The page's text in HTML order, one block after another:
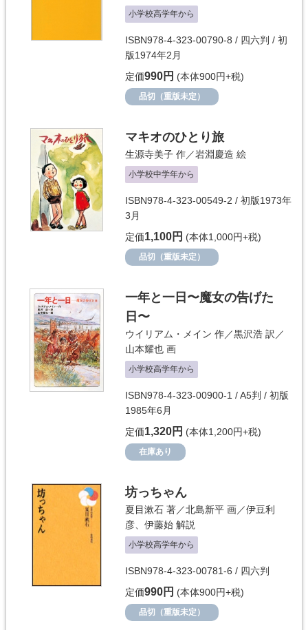
小学校高学年から
ISBN978-4-323-00790-8 / 四六判 / 初
版1974年2月
定価990円 (本体900円+税)
品切（重版未定）
マキオのひとり旅
生源寺美子 作／岩淵慶造 絵
小学校中学年から
ISBN978-4-323-00549-2 / 初版1973年
3月
定価1,100円 (本体1,000円+税)
品切（重版未定）
一年と一日〜魔女の告げた
日〜
ウイリアム・メイン 作／黒沢浩 訳／
山本耀也 画
小学校高学年から
ISBN978-4-323-00900-1 / A5判 / 初版
1985年6月
定価1,320円 (本体1,200円+税)
在庫あり
坊っちゃん
夏目漱石 著／北島新平 画／伊豆利
彦
伊藤始 解説
小学校高学年から
ISBN978-4-323-00781-6 / 四六判
定価990円 (本体900円+税)
品切（重版未定）